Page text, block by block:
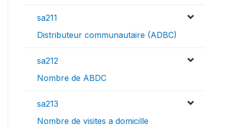
sa211
Distributeur communautaire (ADBC)
sa212
Nombre de ABDC
sa213
Nombre de visites a domicille